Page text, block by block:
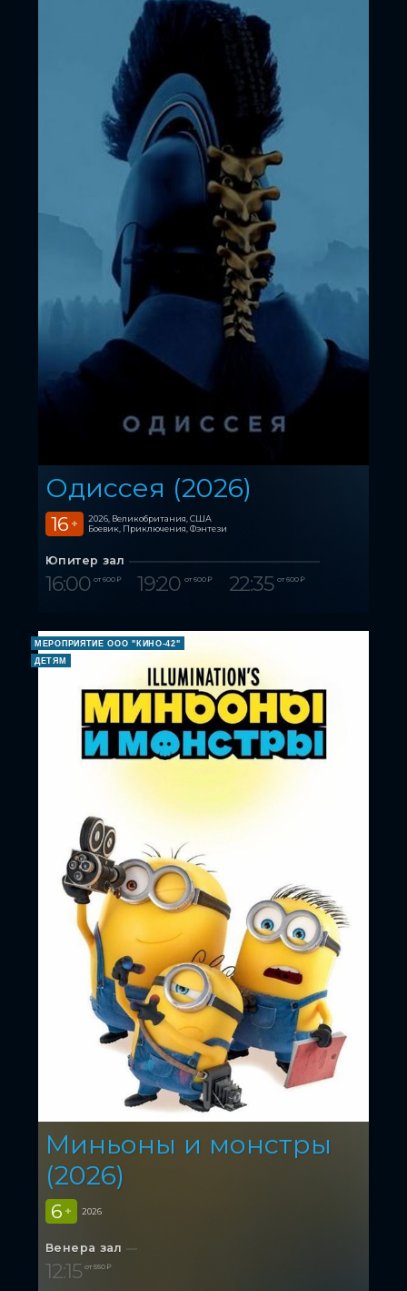
Одиссея (2026)
16 +
2026, Великобритания, США
Боевик, Приключения, Фэнтези
Юпитер зал
16:00 от 600 ₽ 19:20 от 600 ₽ 22:35 от 600 ₽
МЕРОПРИЯТИЕ ООО "КИНО-42"
ДЕТЯМ
Миньоны и монстры
(2026)
6 + 2026
Венера зал
12:15 от 550 ₽